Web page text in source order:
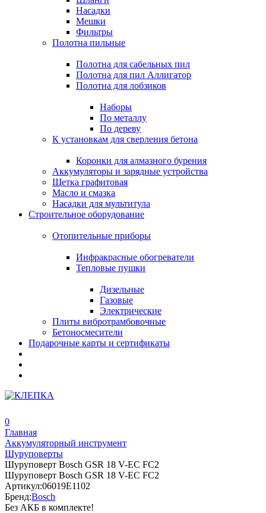
Насадки
Мешки
Фильтры
Полотна пильные
Полотна для сабельных пил
Полотна для пил Аллигатор
Полотна для лобзиков
Наборы
По металлу
По дереву
К установкам для сверления бетона
Коронки для алмазного бурения
Аккумуляторы и зарядные устройства
Щетка графитовая
Масло и смазка
Насадки для мультитула
Строительное оборудование
Отопительные приборы
Инфракрасные обогреватели
Тепловые пушки
Дизельные
Газовые
Электрические
Плиты вибротрамбовочные
Бетоносмесители
Подарочные карты и сертификаты
0
Главная
Аккумуляторный инструмент
Шуруповерты
Шуруповерт Bosch GSR 18 V-EC FC2
Шуруповерт Bosch GSR 18 V-EC FC2
Артикул:06019E1102
Бренд:Bosch
Без АКБ в комплекте!